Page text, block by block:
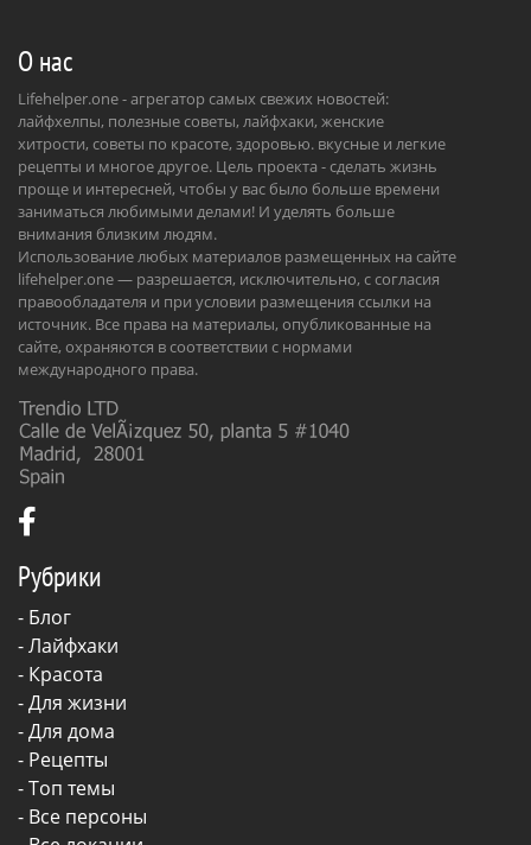
О нас
Lifehelper.one - агрегатор самых свежих новостей:
лайфхелпы, полезные советы, лайфхаки, женские
хитрости, советы по красоте, здоровью. вкусные и легкие
рецепты и многое другое. Цель проекта - сделать жизнь
проще и интересней, чтобы у вас было больше времени
заниматься любимыми делами! И уделять больше
внимания близким людям.
Использование любых материалов размещенных на сайте
lifehelper.one — разрешается, исключительно, с согласия
правообладателя и при условии размещения ссылки на
источник. Все права на материалы, опубликованные на
сайте, охраняются в соответствии с нормами
международного права.
Рубрики
- Блог
-Лайфхаки
- Красота
-Для жизни
-Для дома
- Рецепты
- Топ темы
- Все персоны